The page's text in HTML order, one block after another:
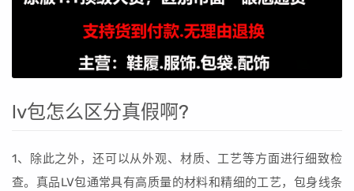
lv包怎么区分真假啊?
1、除此之外，还可以从外观、材质、工艺等方面进行细致检
查。真品LV包通常具有高质量的材料和精细的工艺，包身线条